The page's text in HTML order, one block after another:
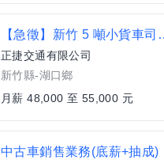
【急徵】新竹 5 噸小貨車
正捷交通有限公司
新竹縣-湖口鄉
月薪 48,000 至 55,000 元
中古車銷售業務(底薪+抽成)